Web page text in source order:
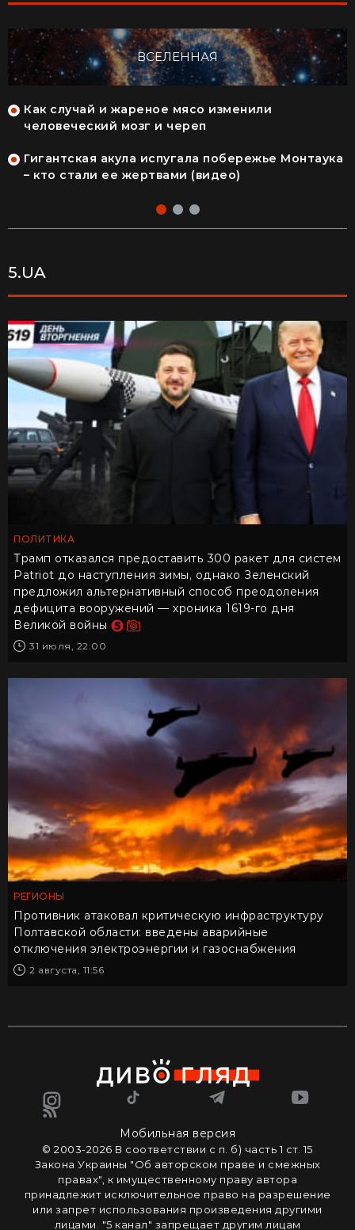
ВСЕЛЕННАЯ
Как случай и жареное мясо изменили
человеческий мозг и череп
Гигантская акула испугала побережье Монтаука
– кто стали ее жертвами (видео)
5.UA
Трамп отказался предоставить 300 ракет для систем
Patriot до наступления зимы, однако Зеленский
предложил альтернативный способ преодоления
дефицита вооружений — хроника 1619-го дня
Противник атаковал критическую инфраструктуру
Полтавской области: введены аварийные
отключения электроэнергии и газоснабжения
2 августа, 11:56
Мобильная версия
© 2003-2026 В соответствии с п. б) часть 1 ст. 15
Закона Украины "Об авторском праве и смежных
правах", к имущественному праву автора
принадлежит исключительное право на разрешение
или запрет использования произведения другими